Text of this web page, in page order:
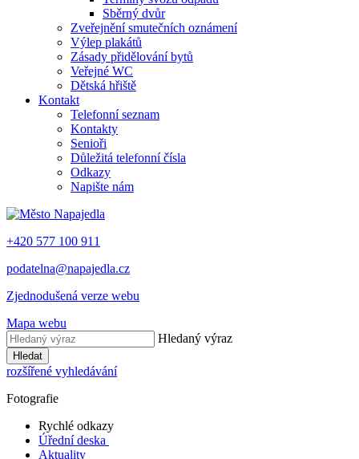
Sběrný dvůr
Zveřejnění smutečních oznámení
Výlep plakátů
Zásady přidělování bytů
Veřejné WC
Dětská hřiště
Kontakt
Telefonní seznam
Kontakty
Senioři
Důležitá telefonní čísla
Odkazy
Napište nám
+420 577 100 911
podatelna@napajedla.cz
Zjednodušená verze webu
Mapa webu
Hledaný výraz
Hledat
rozšířené vyhledávání
Fotografie
Rychlé odkazy
Úřední deska
Aktuality